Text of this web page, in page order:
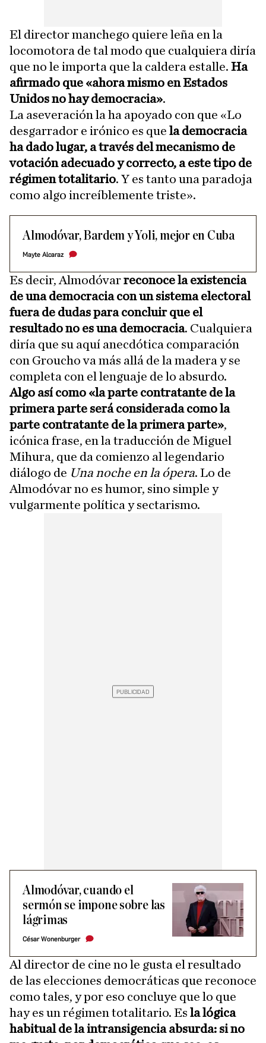
El director manchego quiere leña en la
locomotora de tal modo que cualquiera diría
que no le importa que la caldera estalle. Ha
afirmado que «ahora mismo en Estados
Unidos no hay democracia».
La aseveración la ha apoyado con que «Lo
desgarrador e irónico es que la democracia
ha dado lugar, a través del mecanismo de
votación adecuado y correcto, a este tipo de
régimen totalitario. Y es tanto una paradoja
como algo increíblemente triste».
Almodóvar, Bardem y Yoli, mejor en Cuba
Mayte Alcaraz
Es decir, Almodóvarreconoce la existencia
de una democracia con un sistema electoral
fuera de dudas para concluir que el
resultado no es una democracia. Cualquiera
diría que su aquí anecdótica comparación
con Groucho va más allá de la madera y se
completa con el lenguaje de lo absurdo.
Algo así como «la parte contratante de la
primera parte será considerada como la
parte contratante de la primera parte»,
icónica frase, en la traducción de Miguel
Mihura, que da comienzo al legendario
diálogo de Una noche en la ópera. Lo de
Almodóvar no es humor, sino simple y
vulgarmente política y sectarismo.
Almodóvar, cuando el
sermón se impone sobre las
lágrimas
César Wonenburger
Al director de cine no le gusta el resultado
de las elecciones democráticas que reconoce
como tales, y por eso concluye que lo que
hay es un régimen totalitario. Es la lógica
habitual de la intransigencia absurda: si no